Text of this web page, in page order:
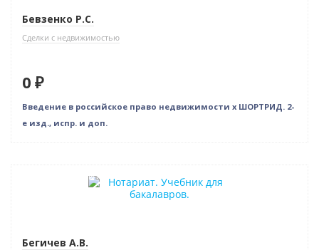
Бевзенко Р.С.
Сделки с недвижимостью
0 ₽
Введение в российское право недвижимости x ШОРТРИД. 2-
е изд., испр. и доп.
Нет в наличии
Бегичев А.В.